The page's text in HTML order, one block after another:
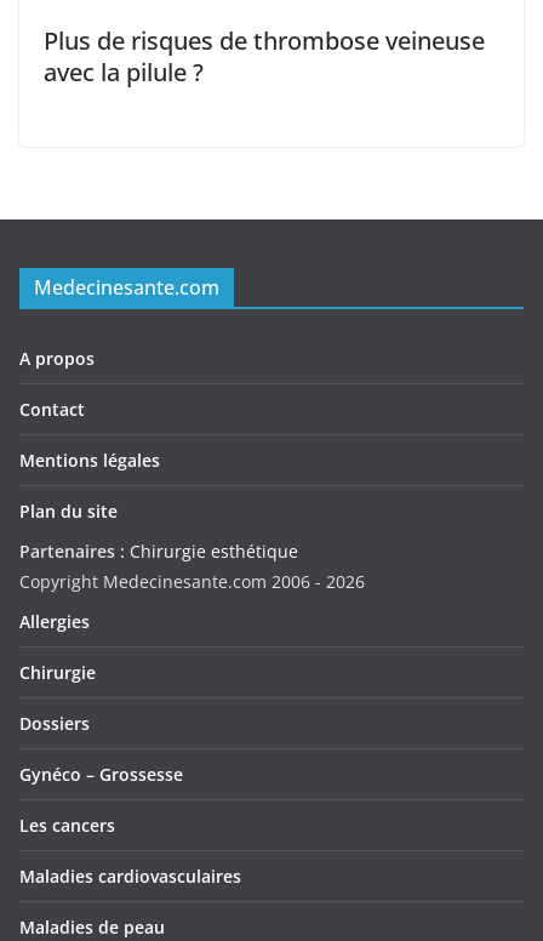
Plus de risques de thrombose veineuse
avec la pilule ?
Medecinesante.com
A propos
Contact
Mentions légales
Plan du site
Partenaires : Chirurgie esthétique
Copyright Medecinesante.com 2006 - 2026
Allergies
Chirurgie
Dossiers
Gynéco – Grossesse
Les cancers
Maladies cardiovasculaires
Maladies de peau